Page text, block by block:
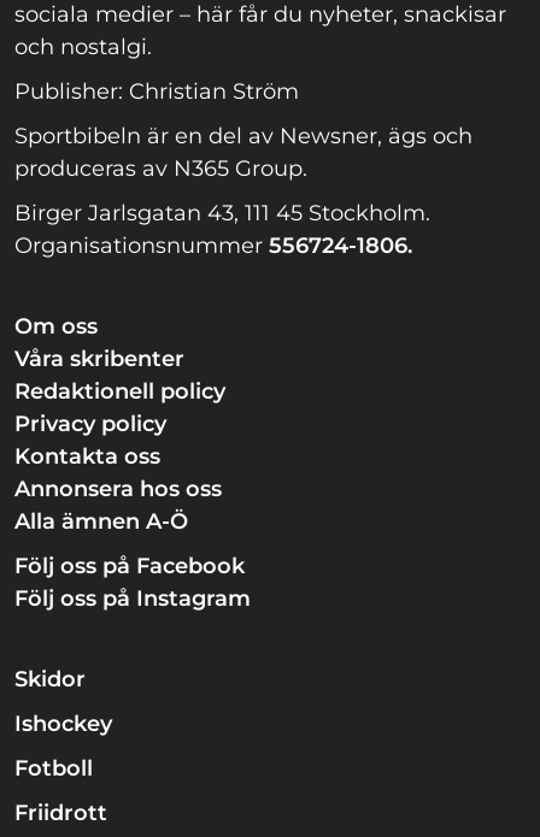
sociala medier – här får du nyheter, snackisar
och nostalgi.
Publisher: Christian Ström
Sportbibeln är en del av Newsner, ägs och
produceras av N365 Group.
Birger Jarlsgatan 43, 111 45 Stockholm.
Organisationsnummer 556724-1806.
Om oss
Våra skribenter
Redaktionell policy
Privacy policy
Kontakta oss
Annonsera hos oss
Alla ämnen A-Ö
Följ oss på Facebook
Följ oss på Instagram
Skidor
Ishockey
Fotboll
Friidrott